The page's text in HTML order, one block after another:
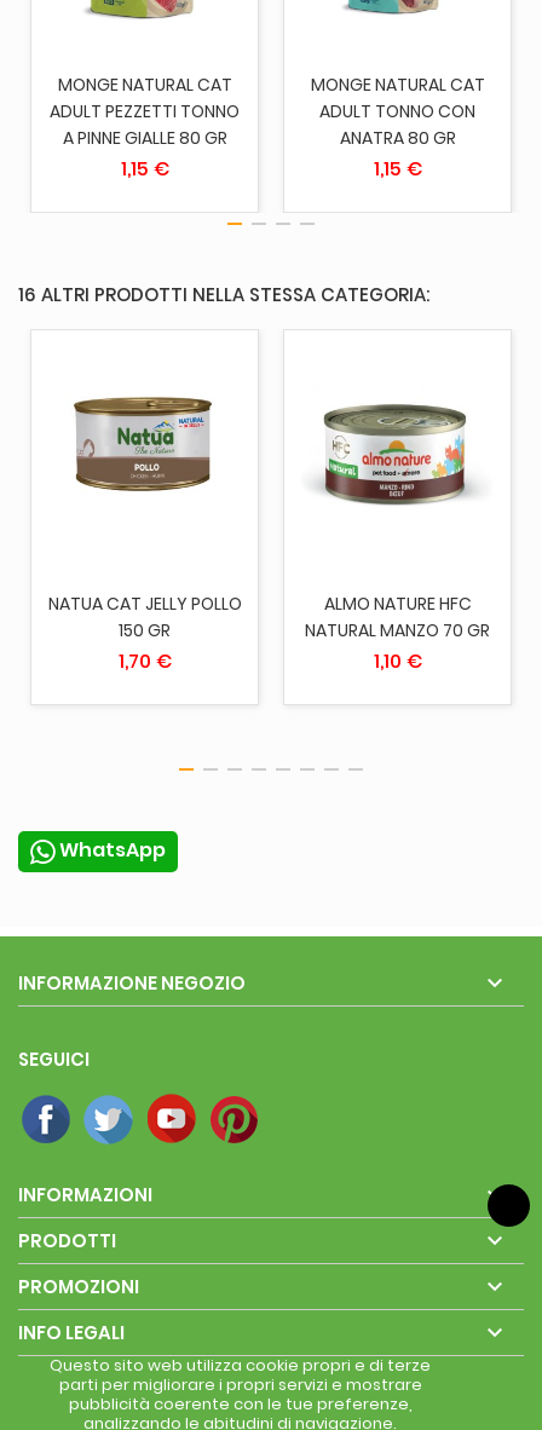
MONGE NATURAL CAT
ADULT PEZZETTI TONNO
A PINNE GIALLE 80 GR
1,15 €
MONGE NATURAL CAT
ADULT TONNO CON
ANATRA 80 GR
1,15 €
16 ALTRI PRODOTTI NELLA STESSA CATEGORIA:
NATUA CAT JELLY POLLO
150 GR
1,70 €
ALMO NATURE HFC
NATURAL MANZO 70 GR
1,10 €
WhatsApp
INFORMAZIONE NEGOZIO 
SEGUICI
INFORMAZIONI 
PRODOTTI 
PROMOZIONI 
INFO LEGALI 
Questo sito web utilizza cookie propri e di terze
parti per migliorare i propri servizi e mostrare
pubblicità coerente con le tue preferenze,
analizzando le abitudini di navigazione.